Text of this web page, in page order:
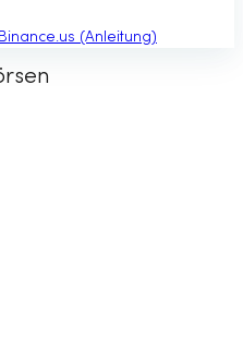
(Anleitung)